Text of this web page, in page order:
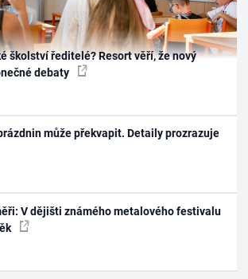
školství ředitelé? Resort věří, že nový
debaty
může překvapit. Detaily prozrazuje
V dějišti známého metalového festivalu